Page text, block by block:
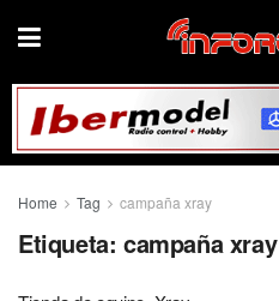
Home Tag campaña xray
Etiqueta: campaña xray